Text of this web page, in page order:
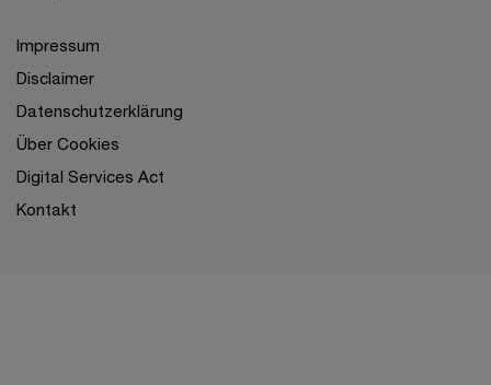
Impressum
Disclaimer
Datenschutzerklärung
Über Cookies
Digital Services Act
Kontakt